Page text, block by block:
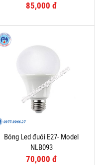
85,000 đ
Bóng Led đuôi E27- Model
NLB093
70,000 đ